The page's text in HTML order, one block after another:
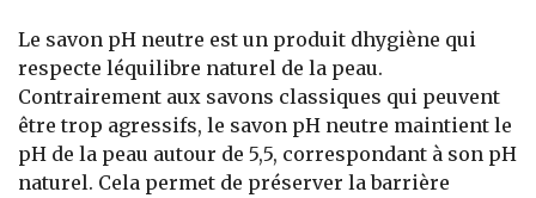
Le savon pH neutre est un produit dhygiène qui
respecte léquilibre naturel de la peau.
Contrairement aux savons classiques qui peuvent
être trop agressifs, le savon pH neutre maintient le
pH de la peau autour de 5,5, correspondant à son pH
naturel. Cela permet de préserver la barrière